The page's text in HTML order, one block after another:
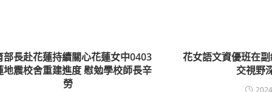
部長赴花蓮持續關心花蓮女中0403
地震校舍重建進度 慰勉學校師長辛
勞
花女語文資優班在
交視野